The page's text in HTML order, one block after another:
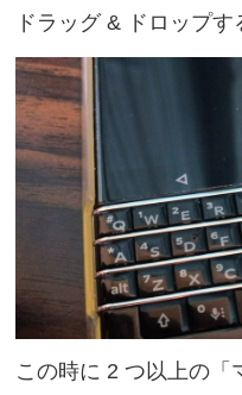
ドラッグ & ドロップす
この時に 2 つ以上の「